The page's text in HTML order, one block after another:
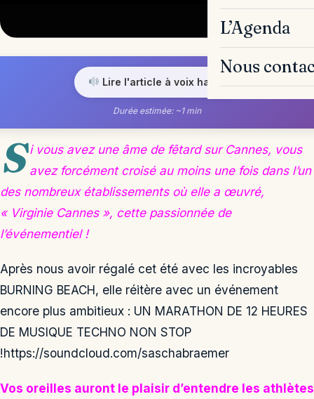
L’Agenda
Nous
Lire l'article à voix haute
Durée estimée: ~1 min
S i vous avez une âme de fêtard sur Cannes, vous
avez forcément croisé au moins une fois dans l’un
des nombreux établissements où elle a œuvré,
« Virginie Cannes », cette passionnée de
l’événementiel !
Après nous avoir régalé cet été avec les incroyables
BURNING BEACH, elle réitère avec un événement
encore plus ambitieux : UN MARATHON DE 12 HEURES
DE MUSIQUE TECHNO NON STOP
!https://soundcloud.com/saschabraemer
Vos oreilles auront le plaisir d’entendre les athlètes